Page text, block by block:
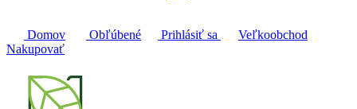
Domov Obľúbené Prihlásiť sa
Veľkoobchod
Nakupovať